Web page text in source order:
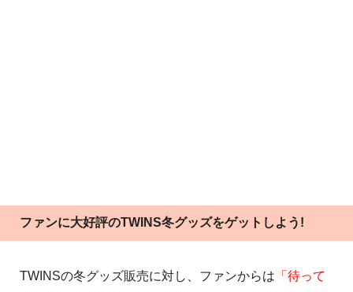
ファンに大好評のTWINS冬グッズをゲットしよう!
TWINSの冬グッズ販売に対し、ファンからは 「待って